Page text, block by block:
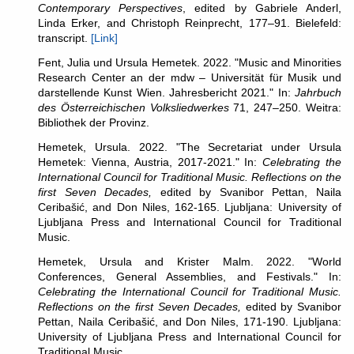
Contemporary Perspectives, edited by Gabriele Anderl,
Linda Erker, and Christoph Reinprecht, 177–91. Bielefeld:
transcript. [Link]
Fent, Julia und Ursula Hemetek. 2022. "Music and Minorities
Research Center an der mdw – Universität für Musik und
darstellende Kunst Wien. Jahresbericht 2021." In: Jahrbuch
des Österreichischen Volksliedwerkes71, 247–250. Weitra:
Bibliothek der Provinz.
Hemetek, Ursula. 2022. "The Secretariat under Ursula
Hemetek: Vienna, Austria, 2017-2021." In:Celebrating the
International Council for Traditional Music. Reflections on the
first Seven Decades, edited by Svanibor Pettan, Naila
Ceribašić, and Don Niles, 162-165. Ljubljana: University of
Ljubljana Press and International Council for Traditional
Music.
Hemetek, Ursula and Krister Malm. 2022. "World
Conferences, General Assemblies, and Festivals." In:
Celebrating the International Council for Traditional Music.
Reflections on the first Seven Decades, edited by Svanibor
Pettan, Naila Ceribašić, and Don Niles, 171-190. Ljubljana:
University of Ljubljana Press and International Council for